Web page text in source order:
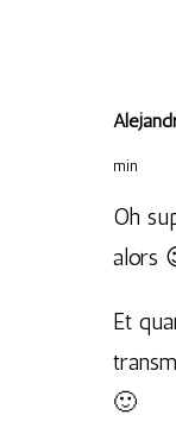
min
Oh
alors
Et
🙂